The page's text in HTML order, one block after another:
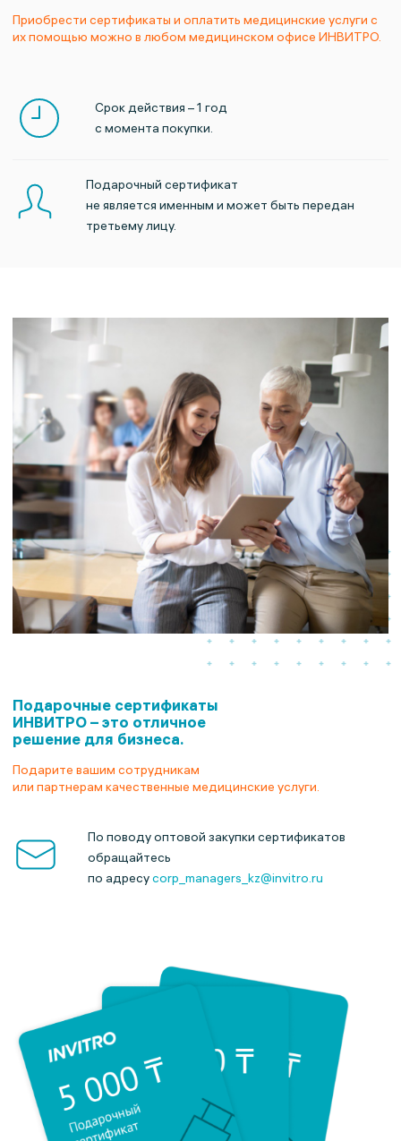
Приобрести сертификаты и оплатить медицинские услуги с
их помощью можно в любом медицинском офисе ИНВИТРО.
Срок действия – 1 год
с момента покупки.
Подарочный сертификат
не является именным и может быть передан
третьему лицу.
Подарочные сертификаты
ИНВИТРО –это отличное
решение для бизнеса.
Подарите вашим сотрудникам
или партнерам качественные медицинские услуги.
По поводу оптовой закупки сертификатов
обращайтесь
по адресуcorp_managers_kz@invitro.ru